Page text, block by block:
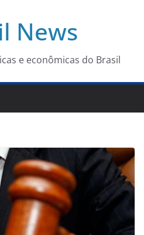
News
e econômicas do Brasil